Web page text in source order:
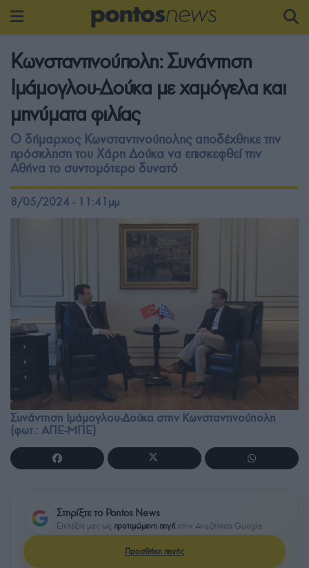
Κωνσταντινούπολη: Συνάντηση
Ιμάμογλου-Δούκα με χαμόγελα και
μηνύματα φιλίας
Ο δήμαρχος Κωνσταντινούπολης αποδέχθηκε την
πρόσκληση του Χάρη Δούκα να επισκεφθεί την
Αθήνα το συντομότερο δυνατό
8/05/2024 - 11:41μμ
Συνάντηση Ιμάμογλου-Δούκα στην Κωνσταντινούπολη
(φωτ.: ΑΠΕ-ΜΠΕ)
Στηρίξτε το Pontos News
Επιλέξτε μας ως προτιμώμενη πηγή στην Αναζήτηση Google
Προσθήκη πηγής